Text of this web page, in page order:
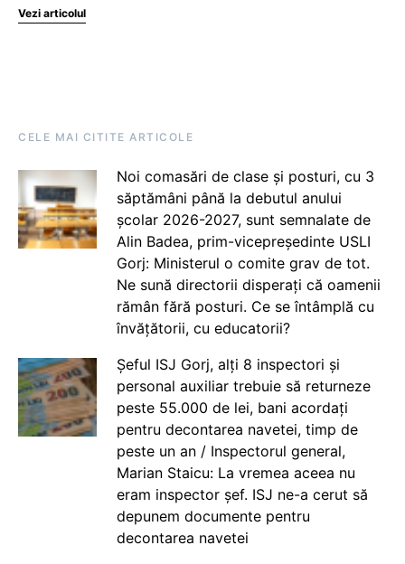
Vezi articolul
CELE MAI CITITE ARTICOLE
Noi comasări de clase și posturi, cu 3
săptămâni până la debutul anului
școlar 2026-2027, sunt semnalate de
Alin Badea, prim-vicepreședinte USLI
Gorj: Ministerul o comite grav de tot.
Ne sună directorii disperați că oamenii
rămân fără posturi. Ce se întâmplă cu
învățătorii, cu educatorii?
Șeful ISJ Gorj, alți 8 inspectori și
personal auxiliar trebuie să returneze
peste 55.000 de lei, bani acordați
pentru decontarea navetei, timp de
peste un an / Inspectorul general,
Marian Staicu: La vremea aceea nu
eram inspector șef. ISJ ne-a cerut să
depunem documente pentru
decontarea navetei